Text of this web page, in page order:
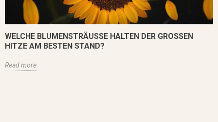
WELCHE BLUMENSTRÄUSSE HALTEN DER GROSSEN HI
TZE AM BESTEN STAND?
Read more